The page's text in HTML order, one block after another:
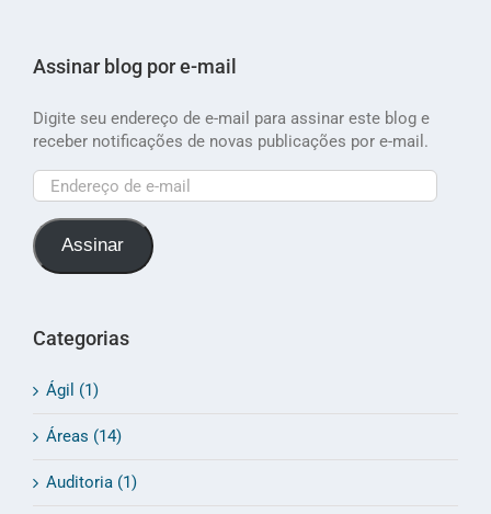
Assinar blog por e-mail
Digite seu endereço de e-mail para assinar este blog e
receber notificações de novas publicações por e-mail.
Endereço
de
e-
mailAssinar
Categorias
Ágil (1)
Áreas (14)
Auditoria (1)